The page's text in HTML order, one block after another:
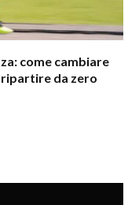
come cambiare
ripartire da zero